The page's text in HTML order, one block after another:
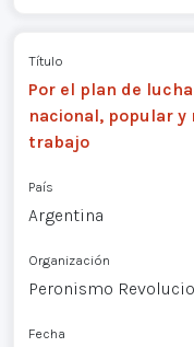
Título
Por el plan de
nacional, popular y
trabajo
País
Argentina
Organización
Peronismo
Fecha